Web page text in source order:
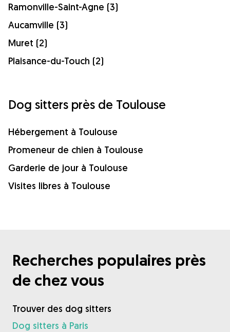
Ramonville-Saint-Agne (3)
Aucamville (3)
Muret (2)
Plaisance-du-Touch (2)
Dog sitters près de Toulouse
Hébergement à Toulouse
Promeneur de chien à Toulouse
Garderie de jour à Toulouse
Visites libres à Toulouse
Recherches populaires près
de chez vous
Trouver des dog sitters
Dog sitters à Paris